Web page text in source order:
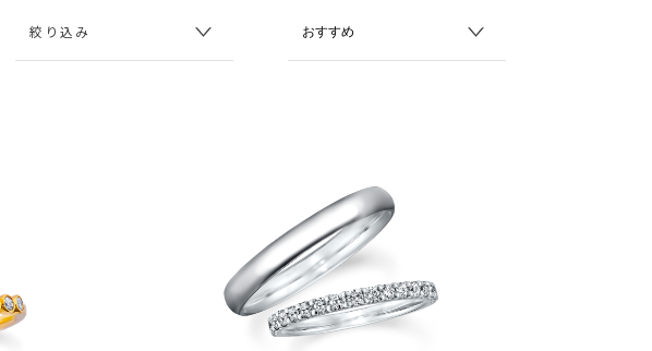
絞り込み